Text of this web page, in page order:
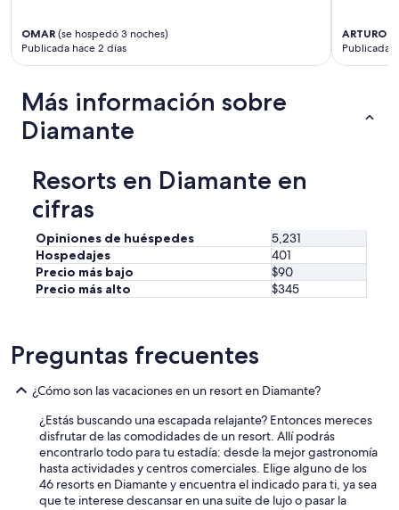
OMAR (se hospedó 3 noches)
Publicada hace 2 días
ARTURO
Publicada
Más información sobre
Diamante
Resorts en Diamante en
cifras
Opiniones de huéspedes
5,231
Hospedajes
401
Precio más bajo
$90
Precio más alto
$345
Preguntas frecuentes
¿Cómo son las vacaciones en un resort en Diamante?
¿Estás buscando una escapada relajante? Entonces mereces
disfrutar de las comodidades de un resort. Allí podrás
encontrarlo todo para tu estadía: desde la mejor gastronomía
hasta actividades y centros comerciales. Elige alguno de los
46 resorts en Diamante y encuentra el indicado para ti, ya sea
que te interese descansar en una suite de lujo o pasar la